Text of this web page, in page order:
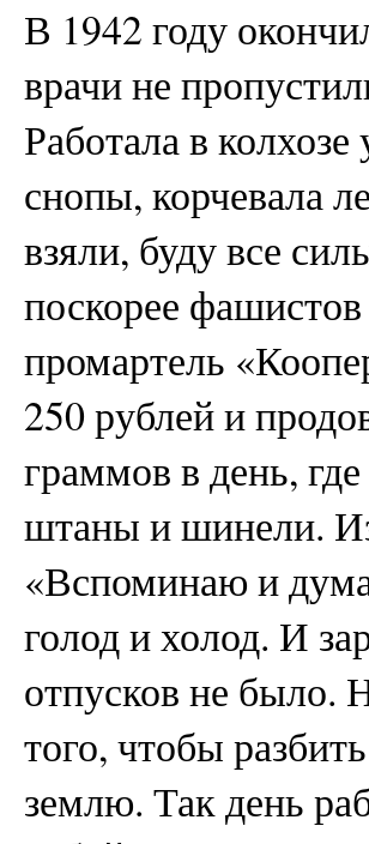
В 1942 году
врачи не
Работала в
снопы, корчевала
взяли, буду все
поскорее
промартель
250 рублей и
граммов в день,
штаны и шинели.
«Вспоминаю и
голод и холод. И
отпусков не было.
того, чтобы
землю. Так день